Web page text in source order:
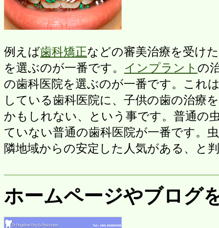
例えば歯科矯正などの審美治療を受け
を選ぶのが一番です。 インプラント の
の歯科医院を選ぶのが一番です。これ
している歯科医院に、子供の歯の治療
かもしれない、という事です。普通の
ていない普通の歯科医院が一番です。
隣地域からの安定した人気がある、と
ホームページやブログ